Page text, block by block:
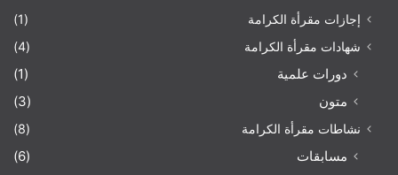
إجازات مقرأة الكرامة
(1)
شهادات مقرأة الكرامة
(4)
دورات علمية
(1)
متون
(3)
نشاطات مقرأة الكرامة (8)
مسابقات (6)